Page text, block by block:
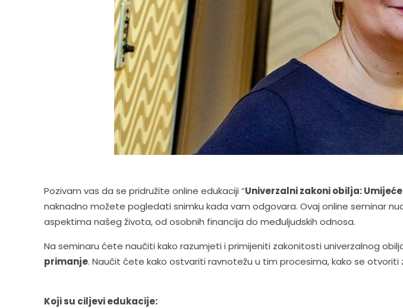
Pozivam vas da se pridružite online edukaciji “Univerzalni zakoni obilja:
naknadno možete pogledati snimku kada vam odgovara. Ovaj online seminar
aspektima našeg života, od osobnih financija do međuljudskih odnosa.
Na seminaru ćete naučiti kako razumjeti i primijeniti zakonitosti univerzalnog
primanje. Naučit ćete kako ostvariti ravnotežu u tim procesima, kako se
Koji su ciljevi edukacije: